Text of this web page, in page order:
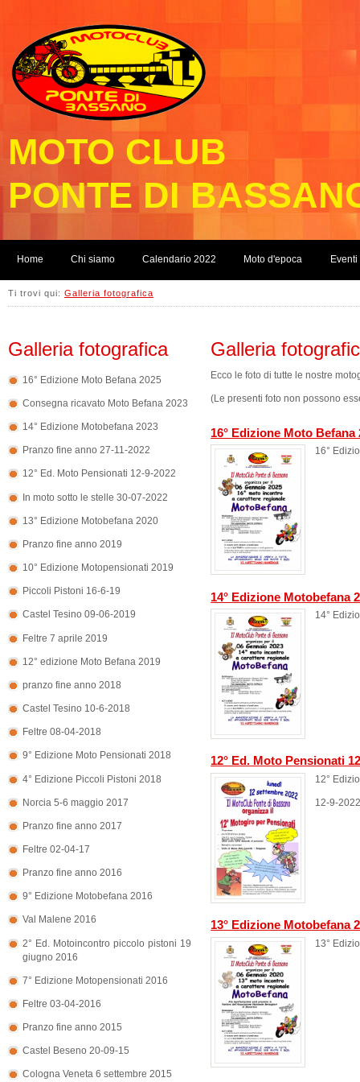
MOTO CLUB
PONTE DI
Home Chi siamo Calendario 2022 Moto d'epoca Eventi
Ti trovi qui: Galleria fotografica
Galleria fotografica
16° Edizione Moto Befana 2025
Consegna ricavato Moto Befana 2023
14° Edizione Motobefana 2023
Pranzo fine anno 27-11-2022
12° Ed. Moto Pensionati 12-9-2022
In moto sotto le stelle 30-07-2022
13° Edizione Motobefana 2020
Pranzo fine anno 2019
10° Edizione Motopensionati 2019
Piccoli Pistoni 16-6-19
Castel Tesino 09-06-2019
Feltre 7 aprile 2019
12° edizione Moto Befana 2019
pranzo fine anno 2018
Castel Tesino 10-6-2018
Feltre 08-04-2018
9° Edizione Moto Pensionati 2018
4° Edizione Piccoli Pistoni 2018
Norcia 5-6 maggio 2017
Pranzo fine anno 2017
Feltre 02-04-17
Pranzo fine anno 2016
9° Edizione Motobefana 2016
Val Malene 2016
2° Ed. Motoincontro piccolo pistoni 19
giugno 2016
7° Edizione Motopensionati 2016
Feltre 03-04-2016
Pranzo fine anno 2015
Castel Beseno 20-09-15
Cologna Veneta 6 settembre 2015
Galleria
Ecco le foto di tutte le nostre
(Le presenti foto non possono
16° Edizione Moto Befana
16°
14° Edizione Motobefana
14°
12° Ed. Moto Pensionati
12°
12-9-
13° Edizione Motobefana
13°